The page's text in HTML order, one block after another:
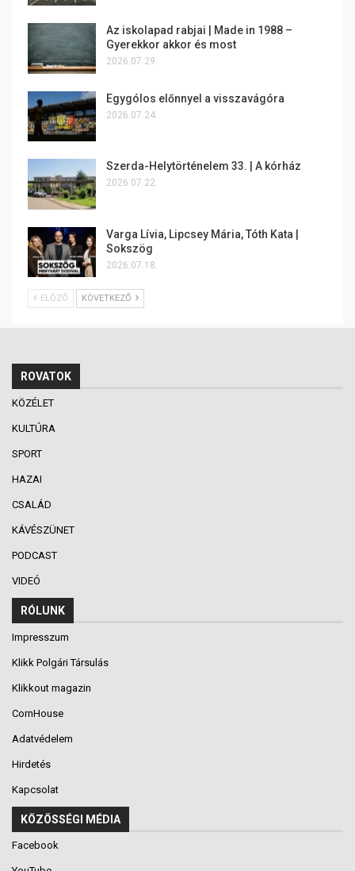
Az iskolapad rabjai | Made in 1988 –
Gyerekkor akkor és most
2026.07.29.
Egygólos előnnyel a visszavágóra
2026.07.24.
Szerda-Helytörténelem 33. | A kórház
2026.07.22.
Varga Lívia, Lipcsey Mária, Tóth Kata |
Sokszög
2026.07.18.
ELŐZŐ KÖVETKEZŐ
ROVATOK
KÖZÉLET
KULTÚRA
SPORT
HAZAI
CSALÁD
KÁVÉSZÜNET
PODCAST
VIDEÓ
RÓLUNK
Impresszum
Klikk Polgári Társulás
Klikkout magazin
CornHouse
Adatvédelem
Hirdetés
Kapcsolat
KÖZÖSSÉGI MÉDIA
Facebook